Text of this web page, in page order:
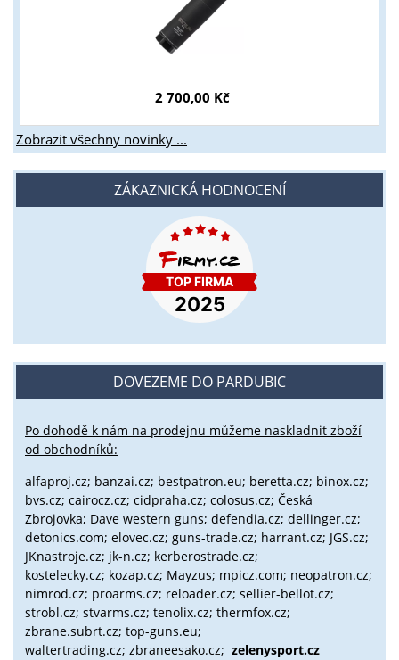
2 700,00 Kč
Zobrazit všechny novinky ...
ZÁKAZNICKÁ HODNOCENÍ
DOVEZEME DO PARDUBIC
Po dohodě k nám na prodejnu můžeme naskladnit zboží
od obchodníků:
alfaproj.cz; banzai.cz; bestpatron.eu; beretta.cz; binox.cz;
bvs.cz; cairocz.cz; cidpraha.cz; colosus.cz; Česká
Zbrojovka; Dave western guns; defendia.cz; dellinger.cz;
detonics.com; elovec.cz; guns-trade.cz; harrant.cz; JGS.cz;
JKnastroje.cz; jk-n.cz; kerberostrade.cz;
kostelecky.cz; kozap.cz; Mayzus; mpicz.com; neopatron.cz;
nimrod.cz; proarms.cz; reloader.cz; sellier-bellot.cz;
strobl.cz; stvarms.cz; tenolix.cz; thermfox.cz;
zbrane.subrt.cz; top-guns.eu;
waltertrading.cz; zbraneesako.cz; zelenysport.cz